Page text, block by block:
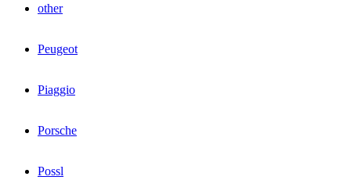
other
Peugeot
Piaggio
Porsche
Possl